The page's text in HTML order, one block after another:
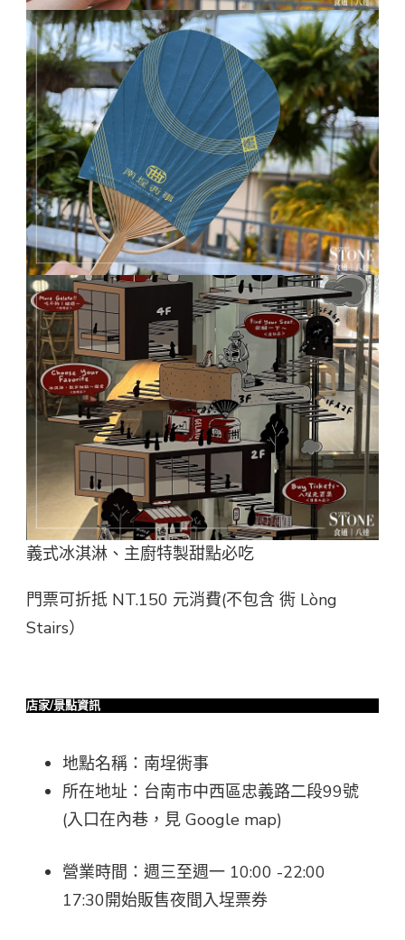
義式冰淇淋、主廚特製甜點必吃
門票可折抵 NT.150 元消費(不包含 衖 Lòng
Stairs）
店家/景點資訊
地點名稱：南埕衖事
所在地址：台南市中西區忠義路二段99號
(入口在內巷，見 Google map)
營業時間：週三至週一 10:00 -22:00
17:30開始販售夜間入埕票券